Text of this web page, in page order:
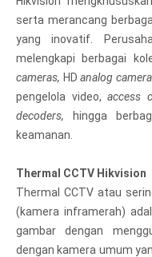
serta merancang
yang inovatif.
melengkapi berbagai
cameras, HD analog
pengelola video,access
decoders, hingga
keamanan.
Thermal CCTV Hikvision
Thermal CCTV atau
(kamera inframerah)
gambar dengan
dengan kamera umum